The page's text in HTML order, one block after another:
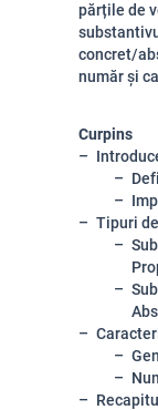
părțile de
concret/
număr și
Curpins
Tipuri